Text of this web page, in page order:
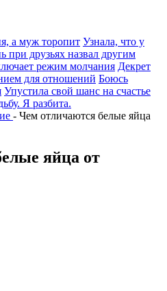
а муж торопит Узнала, что у
при друзьях назвал другим
режим молчания Декрет
для отношений Боюсь
Упустила свой шанс на счастье
Я разбита.
- Чем отличаются белые яйца
яйца от